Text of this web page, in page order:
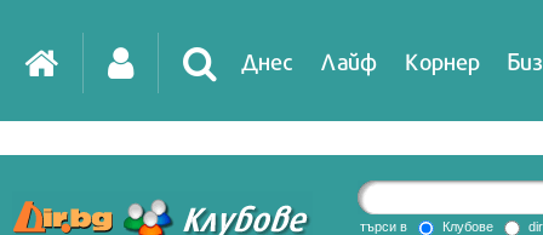
Днес Лайф Корнер
DirTV Impressio
търси в Клубове